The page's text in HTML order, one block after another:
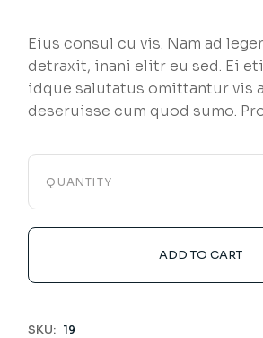
Eius consul cu vis. Nam ad
detraxit, inani elitr eu sed. Ei
idque salutatus omittantur vis
deseruisse cum quod sumo.
QUANTITY
ADD TO CART
SKU: 19